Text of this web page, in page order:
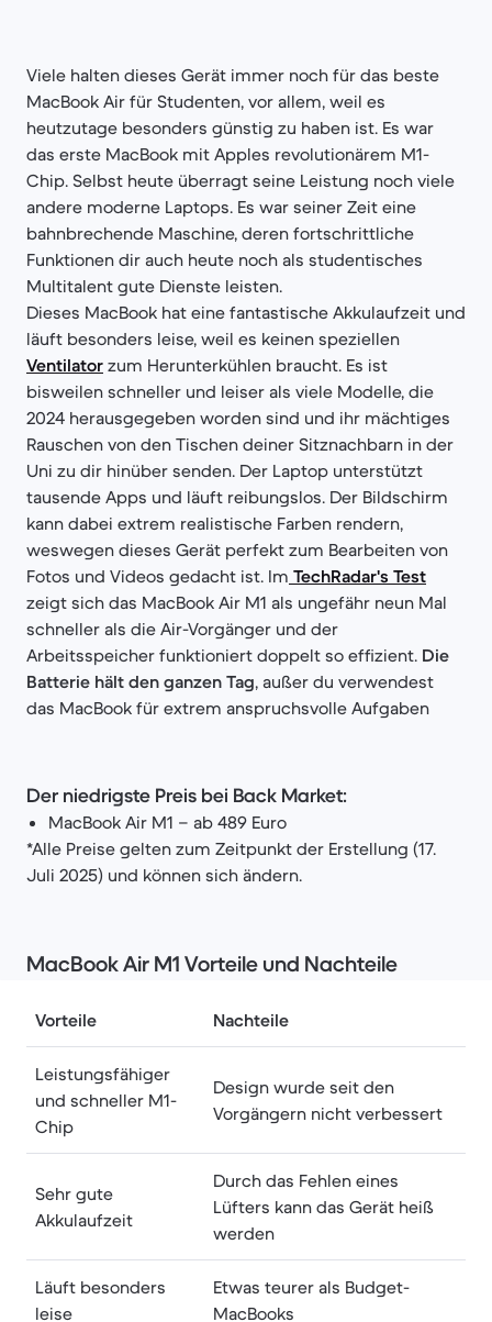
Viele halten dieses Gerät immer noch für das beste
MacBook Air für Studenten, vor allem, weil es
heutzutage besonders günstig zu haben ist. Es war
das erste MacBook mit Apples revolutionärem M1-
Chip. Selbst heute überragt seine Leistung noch viele
andere moderne Laptops. Es war seiner Zeit eine
bahnbrechende Maschine, deren fortschrittliche
Funktionen dir auch heute noch als studentisches
Multitalent gute Dienste leisten.
Dieses MacBook hat eine fantastische Akkulaufzeit und
läuft besonders leise, weil es keinen speziellen
Ventilator zum Herunterkühlen braucht. Es ist
bisweilen schneller und leiser als viele Modelle, die
2024 herausgegeben worden sind und ihr mächtiges
Rauschen von den Tischen deiner Sitznachbarn in der
Uni zu dir hinüber senden. Der Laptop unterstützt
tausende Apps und läuft reibungslos. Der Bildschirm
kann dabei extrem realistische Farben rendern,
weswegen dieses Gerät perfekt zum Bearbeiten von
Fotos und Videos gedacht ist. Im TechRadar's Test
zeigt sich das MacBook Air M1 als ungefähr neun Mal
schneller als die Air-Vorgänger und der
Arbeitsspeicher funktioniert doppelt so effizient. Die
Batterie hält den ganzen Tag, außer du verwendest
das MacBook für extrem anspruchsvolle Aufgaben
Der niedrigste Preis bei Back Market:
MacBook Air M1 – ab 489 Euro
*Alle Preise gelten zum Zeitpunkt der Erstellung (17.
Juli 2025) und können sich ändern.
MacBook Air M1 Vorteile und Nachteile
Vorteile Nachteile
Leistungsfähiger
und schneller M1-
Chip
Design wurde seit den
Vorgängern nicht verbessert
Sehr gute
Akkulaufzeit
Durch das Fehlen eines
Lüfters kann das Gerät heiß
werden
Läuft besonders
leise
Etwas teurer als Budget-
MacBooks